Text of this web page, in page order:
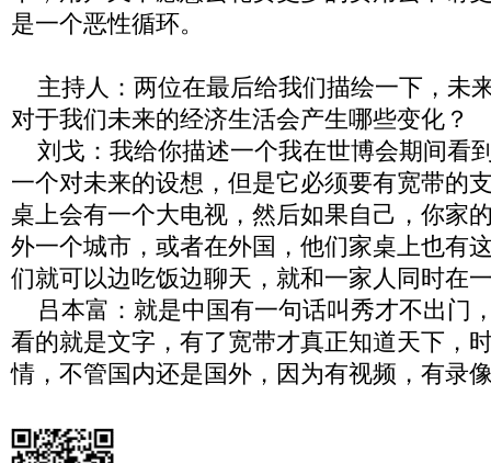
是一个恶性循环。
主持人：两位在最后给我们描绘一下，未
对于我们未来的经济生活会产生哪些变化？
刘戈：我给你描述一个我在世博会期间看
一个对未来的设想，但是它必须要有宽带的
桌上会有一个大电视，然后如果自己，你家
外一个城市，或者在外国，他们家桌上也有
们就可以边吃饭边聊天，就和一家人同时在
吕本富：就是中国有一句话叫秀才不出门
看的就是文字，有了宽带才真正知道天下，
情，不管国内还是国外，因为有视频，有录